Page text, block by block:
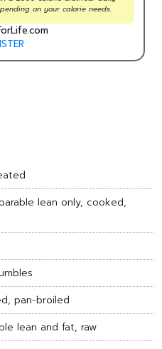
on your calorie needs.
lean only, cooked,
pan-broiled
lean and fat, raw